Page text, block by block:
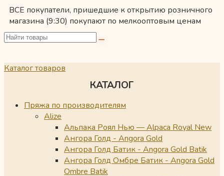
ВСЕ покупатели, пришедшие к открытию розничного
магазина (9:30) покупают по мелкооптовым ценам
Каталог товаров
КАТАЛОГ
Пряжа по производителям
Alize
Альпака Роял Нью — Alpaca Royal New
Ангора Голд - Angora Gold
Ангора Голд Батик - Angora Gold Batik
Ангора Голд Омбре Батик - Angora Gold
Ombre Batik